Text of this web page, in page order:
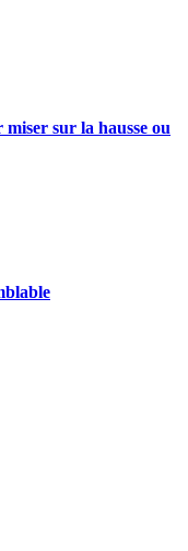
sur la hausse ou